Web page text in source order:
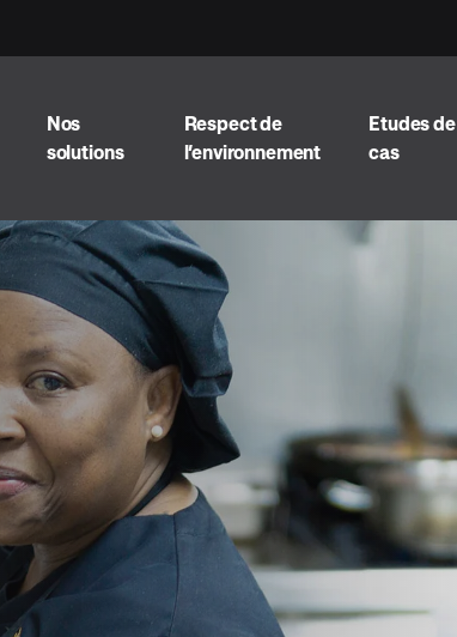
Nos
solutions
Respect de
l’environnement
Etudes de
cas